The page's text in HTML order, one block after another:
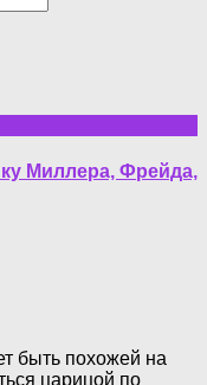
Миллера, Фрейда,
быть похожей на
царицой по